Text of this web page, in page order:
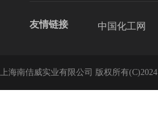
友情链接 中国化工网
上海南佶威实业有限公司 版权所有(C)2024